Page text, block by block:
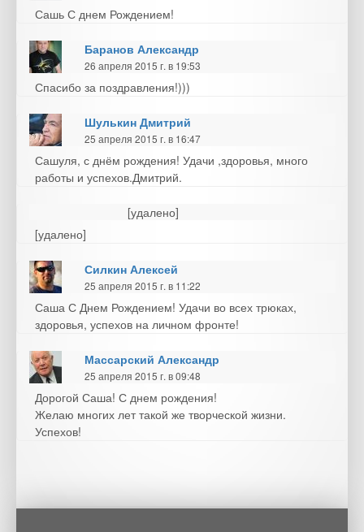
Сашь С днем Рождением!
Баранов Александр
26 апреля 2015 г. в 19:53
Спасибо за поздравления!)))
Шулькин Дмитрий
25 апреля 2015 г. в 16:47
Сашуля, с днём рождения! Удачи ,здоровья, много
работы и успехов.Дмитрий.
[удалено]
[удалено]
Силкин Алексей
25 апреля 2015 г. в 11:22
Саша С Днем Рождением! Удачи во всех трюках,
здоровья, успехов на личном фронте!
Массарский Александр
25 апреля 2015 г. в 09:48
Дорогой Саша! С днем рождения!
Желаю многих лет такой же творческой жизни.
Успехов!